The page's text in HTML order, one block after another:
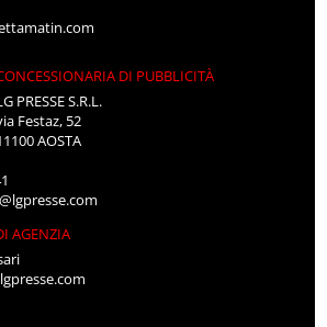
DI PUBBLICITÀ
PRESSE S.R.L.
Festaz, 52
AOSTA
AGENZIA